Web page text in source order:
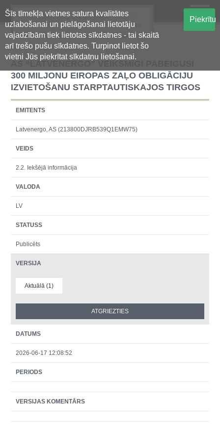
Šīs tīmekļa vietnes satura kvalitātes
uzlabošanai un pielāgošanai lietotāju
vajadzībām tiek lietotas sīkdatnes - tai skaitā
arī trešo pušu sīkdatnes. Turpinot lietot šo
vietni Jūs piekrītat sīkdatņu lietošanai.
Piekrītu
Oficiālā regulētās informācijas
centralizētā glabāšanas sistēma
AS “LATVENERGO” VEIKSMĪGI PABEIGUSI
300 MILJONU EIROPAS ZAĻO OBLIGĀCIJU
IZVIETOŠANU STARPTAUTISKAJOS TIRGOS
EMITENTS
Latvenergo, AS (213800DJRB539Q1EMW75)
VEIDS
2.2. Iekšējā informācija
VALODA
LV
STATUSS
Publicēts
VERSIJA
Aktuālā (1)
DATUMS
2026-06-17 12:08:52
PERIODS
VERSIJAS KOMENTĀRS